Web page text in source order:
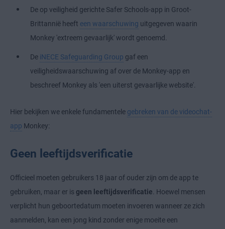
De op veiligheid gerichte Safer Schools-app in Groot-
Brittannië heeft een waarschuwing uitgegeven waarin
Monkey 'extreem gevaarlijk' wordt genoemd.
De iNECE Safeguarding Group gaf een
veiligheidswaarschuwing af over de Monkey-app en
beschreef Monkey als 'een uiterst gevaarlijke website'.
Hier bekijken we enkele fundamentele gebreken van de videochat-
app Monkey:
Geen leeftijdsverificatie
Officieel moeten gebruikers 18 jaar of ouder zijn om de app te
gebruiken, maar er is geen leeftijdsverificatie . Hoewel mensen
verplicht hun geboortedatum moeten invoeren wanneer ze zich
aanmelden, kan een jong kind zonder enige moeite een